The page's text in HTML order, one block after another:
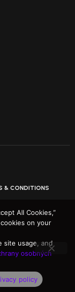
& CONDITIONS
práva vyhradené
All Cookies,”
on your
site usage, and
osobných
policy